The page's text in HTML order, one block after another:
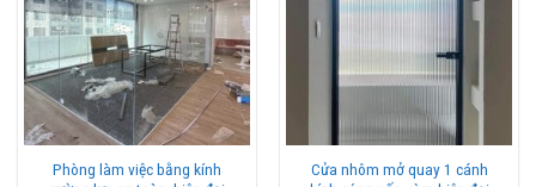
Phòng làm việc bằng kính
Cửa nhôm mở quay 1 cánh